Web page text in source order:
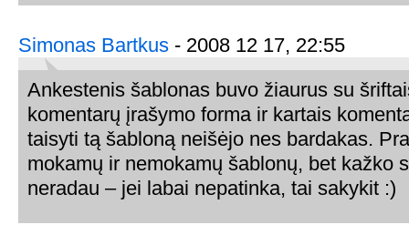
Simonas Bartkus - 2008 12 17, 22:55
Ankestenis šablonas buvo žiaurus su
komentarų įrašymo forma ir kartais
taisyti tą šabloną neišėjo nes bardakas.
mokamų ir nemokamų šablonų, bet kažko
neradau – jei labai nepatinka, tai sakykit :)